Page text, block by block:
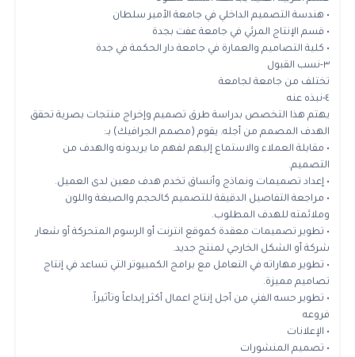
• هندسة التصميم الداخلي في جامعة الأمير سلطان
• قسم الإنتاج المرئي في جامعة عفت بجدة
• كلية التصاميم والعمارة في جامعة دار الحكمة في جدة
٣-نسب القبول
تختلف من جامعة لجامعة
٤-نبذه عنه
يهتم هذا التخصص بدراسة طرق تصميم وإخراج منتجات بصرية تحقق
الهدف المصمم من أجله. يقوم (مصمم الجرافيك) بـ:
• مقابلة العملاء والاستماع إليهم لفهم ما يريدونه والهدف من
التصميم.
• إعداد تصميمات ونماذج وأنساق تخدم هدف معين لدى العميل.
• مراجعة التفاصيل الدقيقة للتصميم كالحجم والصيغة واللون
وملائمته للهدف المطلوب.
• تطوير تصميمات معقدة كموقع انترنت أو الرسوم المتحركة أو شعار
شركة أو الشكل الخارجي لمنتج جديد.
• تطوير مهاراته في التعامل مع برامج الكمبيوتر التي تساعد في إنتاج
تصاميم مميزة.
• تطوير حسه الفني من أجل إنتاج اعمال أكثر إبداعاً وتأثيراً.
فروعه
• الإعلانات
• تصميم المنشورات